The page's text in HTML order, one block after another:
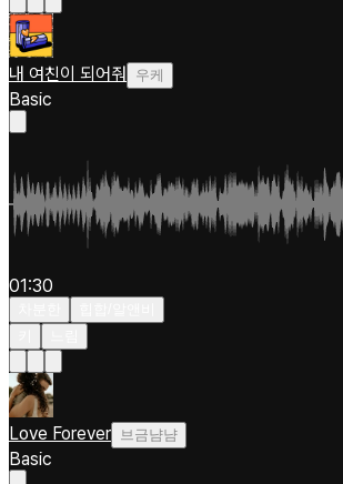
내 여친이 되어줘 우케
Basic
01:30
Love Forever 브금냠냠
Basic